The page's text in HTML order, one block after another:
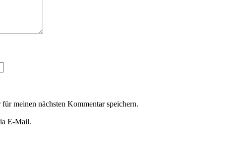
meinen nächsten Kommentar speichern.
E-Mail.